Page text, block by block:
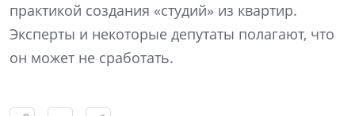
практикой создания «студий» из квартир.
Эксперты и некоторые депутаты полагают, что
он может не сработать.